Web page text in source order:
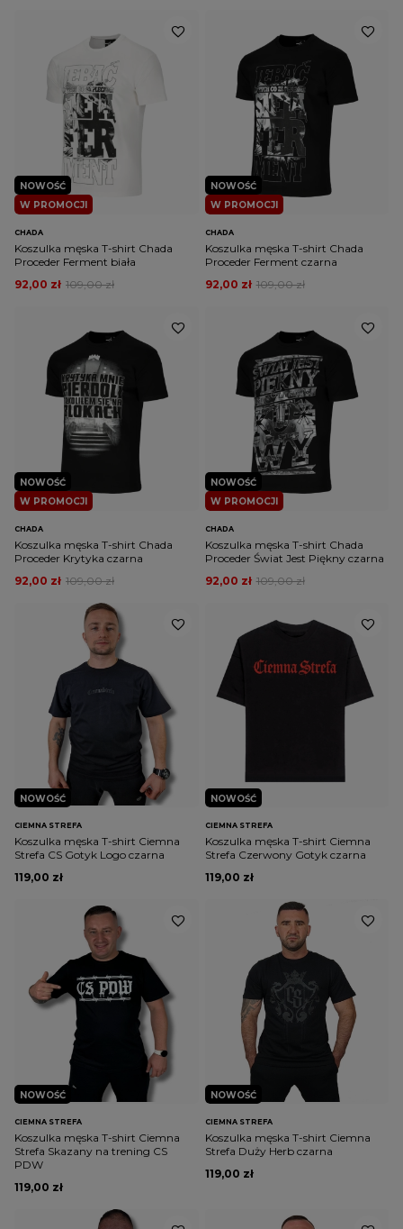
W PROMOCJI
NOWOŚĆ
CHADA
Koszulka męska T-shirt Chada
Proceder Ferment biała
109,00 zł
92,00 zł
W PROMOCJI
NOWOŚĆ
CHADA
Koszulka męska T-shirt Chada
Proceder Ferment czarna
109,00 zł
92,00 zł
W PROMOCJI
NOWOŚĆ
CHADA
Koszulka męska T-shirt Chada
Proceder Krytyka czarna
109,00 zł
92,00 zł
W PROMOCJI
NOWOŚĆ
CHADA
Koszulka męska T-shirt Chada
Proceder Świat Jest Piękny czarna
109,00 zł
92,00 zł
NOWOŚĆ
CIEMNA STREFA
Koszulka męska T-shirt Ciemna
Strefa CS Gotyk Logo czarna
119,00 zł
NOWOŚĆ
CIEMNA STREFA
Koszulka męska T-shirt Ciemna
Strefa Czerwony Gotyk czarna
119,00 zł
NOWOŚĆ
CIEMNA STREFA
Koszulka męska T-shirt Ciemna
Strefa Skazany na trening CS
PDW
119,00 zł
NOWOŚĆ
CIEMNA STREFA
Koszulka męska T-shirt Ciemna
Strefa Duży Herb czarna
119,00 zł